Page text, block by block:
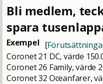
Bli medlem,
spara
Exempel [
Coronet 21 DC, värde
Coronet 26 Family, värde
Coronet 32 Oceanfarer,